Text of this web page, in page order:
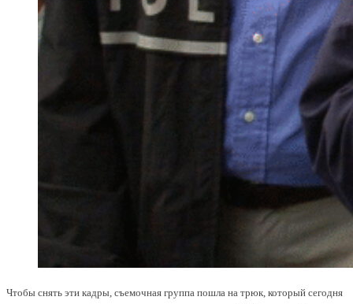
Чтобы снять эти кадры, съемочная группа пошла на трюк, который сегодня